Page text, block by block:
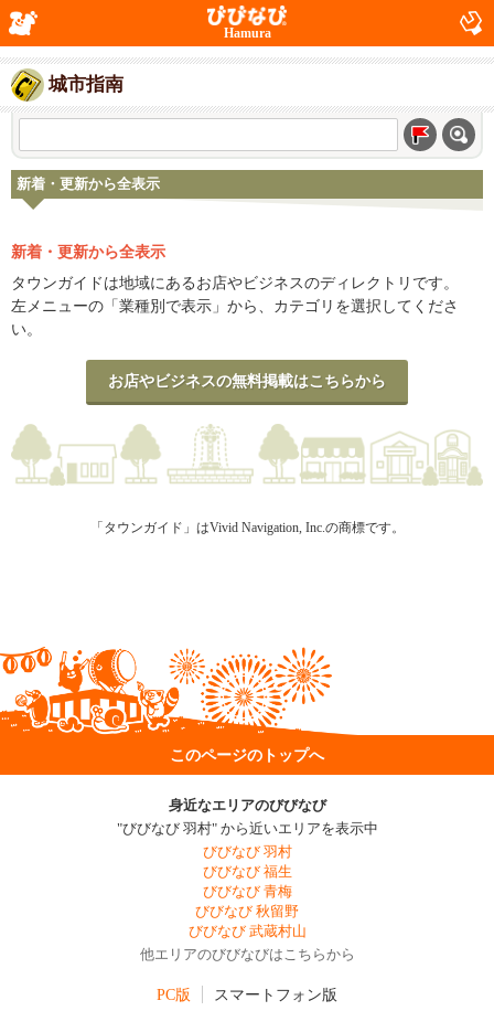
Hamura
城市指南
新着・更新から全表示
新着・更新から全表示
タウンガイドは地域にあるお店やビジネスのディレクトリです。
左メニューの「業種別で表示」から、カテゴリを選択してくださ
い。
お店やビジネスの無料掲載はこちらから
「タウンガイド」はVivid Navigation, Inc.の商標です。
このページのトップへ
身近なエリアのびびなび
"びびなび 羽村" から近いエリアを表示中
びびなび 羽村
びびなび 福生
びびなび 青梅
びびなび 秋留野
びびなび 武蔵村山
他エリアのびびなびはこちらから
PC版 スマートフォン版